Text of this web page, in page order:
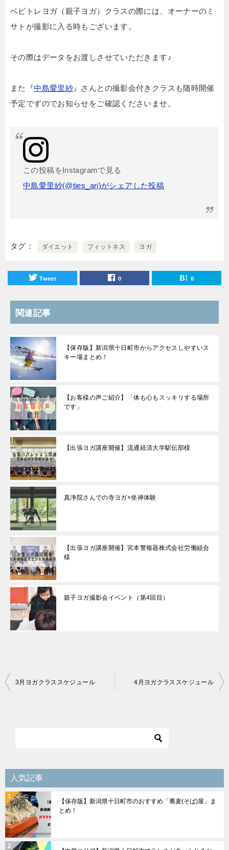
ベビトレヨガ（親子ヨガ）クラスの際には、オーナーのミ
サトが撮影に入る時もございます。
その際はデータをお渡しさせていただきます♪
また『中島愛里紗 』さんとの撮影会付きクラスも随時開催
予定ですのでお知らせをご確認くださいませ。
この投稿をInstagramで見る
中島愛里紗(@ties_ari)がシェアした投稿
タグ ダイエット フィットネス ヨガ
Tweet 0 0
関連記事
【保存版】新潟県十日町市からアクセスしやすいス
キー場まとめ！
【お客様の声ご紹介】「体も心もスッキリする場所
です」
【出張ヨガ講座開催】流通経済大学駅伝部様
真浄院さんでの寺ヨガ×坐禅体験
【出張ヨガ講座開催】宮本警報器株式会社労働組合
様
親子ヨガ撮影会イベント（第4回目）
投
シ
ョ
ン
3月ヨガクラススケジュール 4月ヨガクラススケジュール
人気記事
【保存版】新潟県十日町市のおすすめ「蕎麦(そば)屋」ま
とめ！